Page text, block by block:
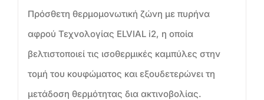
Πρόσθετη θερμομονωτική ζώνη με πυρήνα
αφρού Τεχνολογίας ELVIAL i2, η οποία
βελτιστοποιεί τις ισοθερμικές καμπύλες στην
τομή του κουφώματος και εξουδετερώνει τη
μετάδοση θερμότητας δια ακτινοβολίας.